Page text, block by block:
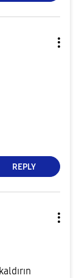
REPLY